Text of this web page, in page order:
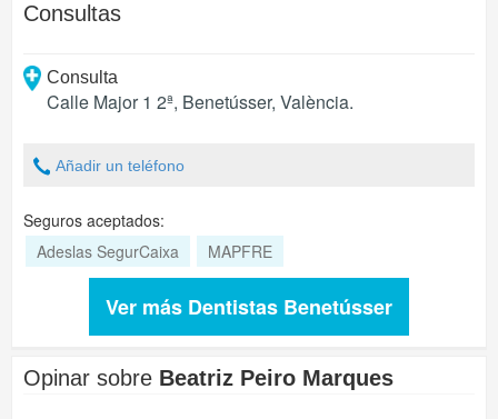
Consultas
Consulta
Calle Major 1 2ª, Benetússer, València.
Añadir un teléfono
Seguros aceptados:
Adeslas SegurCaixa
MAPFRE
Ver más Dentistas Benetússer
Opinar sobre Beatriz Peiro Marques